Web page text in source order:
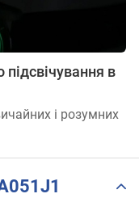
в
і розумних